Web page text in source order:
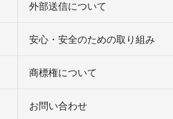
外部送信について
安心・安全のための取り組み
商標権について
お問い合わせ